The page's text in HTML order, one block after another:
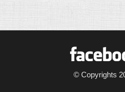
© Copyrights